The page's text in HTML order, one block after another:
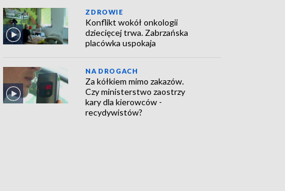
ZDROWIE
Konflikt wokół onkologii
dziecięcej trwa. Zabrzańska
placówka uspokaja
NA DROGACH
Za kółkiem mimo zakazów.
Czy ministerstwo zaostrzy
kary dla kierowców -
recydywistów?